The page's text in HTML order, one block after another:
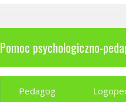
Pomoc psychologiczno-
Pedagog